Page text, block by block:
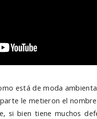
está de moda
le metieron el
si bien tiene muchos